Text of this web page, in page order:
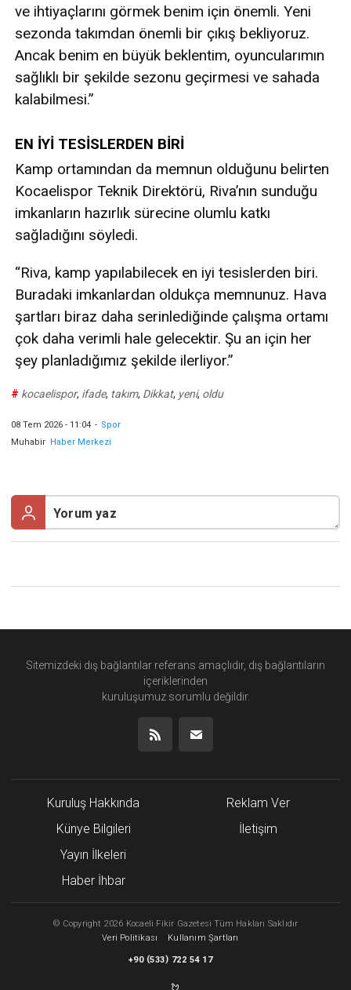
ve ihtiyaçlarını görmek benim için önemli. Yeni
sezonda takımdan önemli bir çıkış bekliyoruz.
Ancak benim en büyük beklentim, oyuncularımın
sağlıklı bir şekilde sezonu geçirmesi ve sahada
kalabilmesi.”
EN İYİ TESİSLERDEN BİRİ
Kamp ortamından da memnun olduğunu belirten
Kocaelispor Teknik Direktörü, Riva’nın sunduğu
imkanların hazırlık sürecine olumlu katkı
sağladığını söyledi.
“Riva, kamp yapılabilecek en iyi tesislerden biri.
Buradaki imkanlardan oldukça memnunuz. Hava
şartları biraz daha serinlediğinde çalışma ortamı
çok daha verimli hale gelecektir. Şu an için her
şey planladığımız şekilde ilerliyor.”
# kocaelispor, ifade, takım, Dikkat, yeni, oldu
08 Tem 2026 - 11:04 - Spor
Muhabir
Haber Merkezi
Sitemizdeki dış bağlantılar referans amaçlıdır, dış bağlantıların
içeriklerinden
kuruluşumuz sorumlu değildir.
Kuruluş Hakkında
Künye Bilgileri
Yayın İlkeleri
Haber İhbar
Reklam Ver
İletişim
© Copyright 2026 Kocaeli Fikir Gazetesi Tüm Hakları Saklıdır
Veri Politikası
Kullanım Şartları
+90 (533) 722 54 17